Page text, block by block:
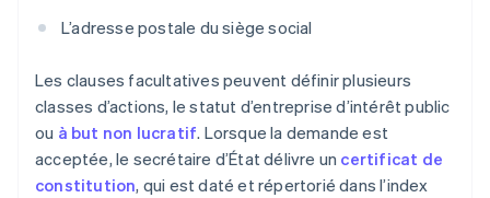
L’adresse postale du siège social
Les clauses facultatives peuvent définir plusieurs
classes d’actions, le statut d’entreprise d’intérêt public
ou à but non lucratif. Lorsque la demande est
acceptée, le secrétaire d’État délivre un certificat de
constitution, qui est daté et répertorié dans l’index